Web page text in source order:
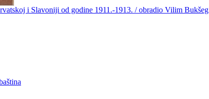
i Slavoniji od godine 1911.-1913. / obradio Vilim Bukšeg